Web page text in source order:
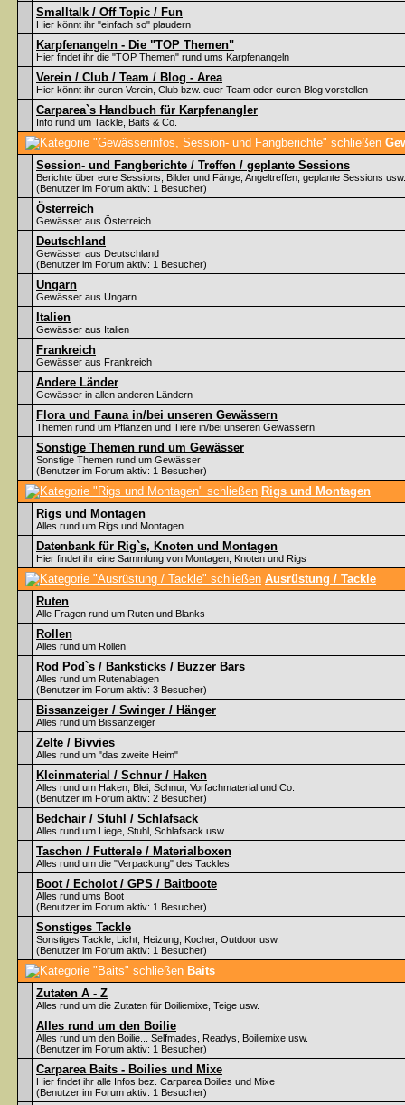
Smalltalk / Off Topic / Fun
Hier könnt ihr "einfach so" plaudern
Karpfenangeln - Die "TOP Themen"
Hier findet ihr die "TOP Themen" rund ums Karpfenangeln
Verein / Club / Team / Blog - Area
Hier könnt ihr euren Verein, Club bzw. euer Team oder euren Blog vorstellen
Carparea`s Handbuch für Karpfenangler
Info rund um Tackle, Baits & Co.
Session- und Fangberichte / Treffen / geplante Sessions
Berichte über eure Sessions, Bilder und Fänge, Angeltreffen, geplante Sessions usw.
(Benutzer im Forum aktiv: 1 Besucher)
Österreich
Gewässer aus Österreich
Deutschland
Gewässer aus Deutschland
(Benutzer im Forum aktiv: 1 Besucher)
Ungarn
Gewässer aus Ungarn
Italien
Gewässer aus Italien
Frankreich
Gewässer aus Frankreich
Andere Länder
Gewässer in allen anderen Ländern
Flora und Fauna in/bei unseren Gewässern
Themen rund um Pflanzen und Tiere in/bei unseren Gewässern
Sonstige Themen rund um Gewässer
Sonstige Themen rund um Gewässer
(Benutzer im Forum aktiv: 1 Besucher)
Rigs und Montagen
Rigs und Montagen
Alles rund um Rigs und Montagen
Datenbank für Rig`s, Knoten und Montagen
Hier findet ihr eine Sammlung von Montagen, Knoten und Rigs
Ausrüstung / Tackle
Ruten
Alle Fragen rund um Ruten und Blanks
Rollen
Alles rund um Rollen
Rod Pod`s / Banksticks / Buzzer Bars
Alles rund um Rutenablagen
(Benutzer im Forum aktiv: 3 Besucher)
Bissanzeiger / Swinger / Hänger
Alles rund um Bissanzeiger
Zelte / Bivvies
Alles rund um "das zweite Heim"
Kleinmaterial / Schnur / Haken
Alles rund um Haken, Blei, Schnur, Vorfachmaterial und Co.
(Benutzer im Forum aktiv: 2 Besucher)
Bedchair / Stuhl / Schlafsack
Alles rund um Liege, Stuhl, Schlafsack usw.
Taschen / Futterale / Materialboxen
Alles rund um die "Verpackung" des Tackles
Boot / Echolot / GPS / Baitboote
Alles rund ums Boot
(Benutzer im Forum aktiv: 1 Besucher)
Sonstiges Tackle
Sonstiges Tackle, Licht, Heizung, Kocher, Outdoor usw.
(Benutzer im Forum aktiv: 1 Besucher)
Baits
Zutaten A - Z
Alles rund um die Zutaten für Boiliemixe, Teige usw.
Alles rund um den Boilie
Alles rund um den Boilie... Selfmades, Readys, Boiliemixe usw.
(Benutzer im Forum aktiv: 1 Besucher)
Carparea Baits - Boilies und Mixe
Hier findet ihr alle Infos bez. Carparea Boilies und Mixe
(Benutzer im Forum aktiv: 1 Besucher)